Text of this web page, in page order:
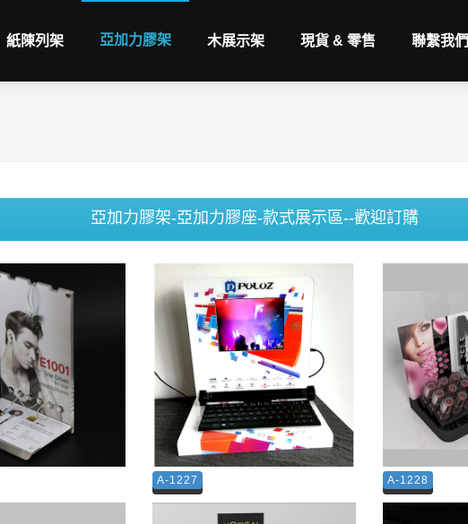
紙陳列架 亞加力膠架 木展示架 現貨 & 零售 聯繫我們
亞加力膠架-亞加力膠座-款式展示區--歡迎訂購
A-1227 A-1228